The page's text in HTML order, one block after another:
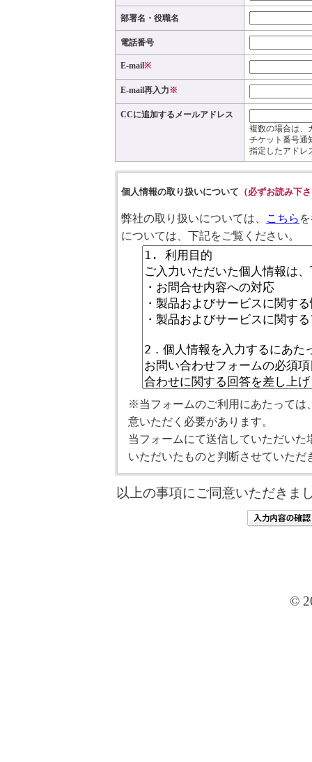
部署名・役職名
電話番号
E-mail※
E-mail再入力※
CCに追加するメールアドレス
複数の場合は、
チケット番号通
指定したアドレ
個人情報の取り扱いについて （必ずお読み下
弊社の取り扱いについては、 こちら
については、下記をご覧ください。
※当フォームのご利用にあたっては
意いただく必要があります。
当フォームにて送信していただい
いただいたものと判断させていた
以上の事項にご同意いただきま
©